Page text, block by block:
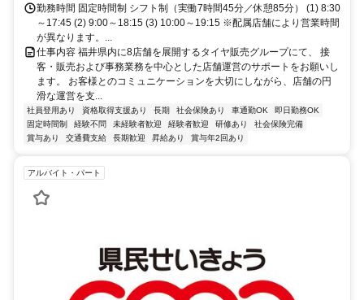
勤務時間 固定時間制 シフト制（実働7時間45分／休憩85分） (1) 8:30
～17:45 (2) 9:00～18:15 (3) 10:00～19:15 ※配属店舗により営業時間
が異なります。...
仕事内容 福井県内に8店舗を展開するタイヤ販売グループにて、 接
客・販売および事務業務を中心とした店舗運営のサポートをお願いし
ます。 お客様とのコミュニケーションを大切にしながら、店舗の円
滑な運営を支...
社員登用あり 資格取得支援あり 長期 社会保険あり 車通勤OK
即日勤務OK
固定時間制
経験不問 未経験者歓迎 経験者歓迎 研修あり
社会保険完備
賞与あり
交通費支給 長期歓迎 昇給あり 賞与年2回あり
アルバイト・パート